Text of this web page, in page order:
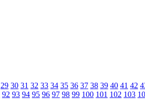
29 30 31 32 33 34 35 36 37 38 39 40 41 42
92 93 94 95 96 97 98 99 100 101 102 103